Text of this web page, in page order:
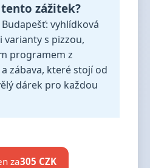
zážitek?
vyhlídková
varianty s pizzou,
programem z
zábava, které stojí od
dárek pro každou
za305 CZK